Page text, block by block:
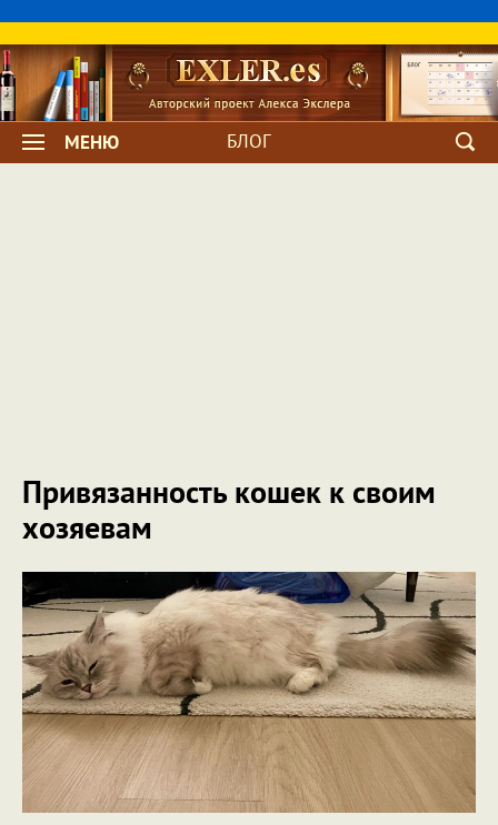
МЕНЮ БЛОГ
Привязанность кошек к своим
хозяевам